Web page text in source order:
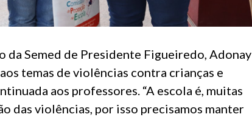
da Semed de Presidente Figueiredo, Adonay
temas de violências contra crianças e
aos professores. “A escola é, muitas
das violências, por isso precisamos manter